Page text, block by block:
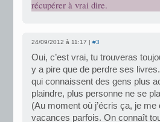
récupérer à vrai dire.
24/09/2012 à 11:17 | #3
Oui, c’est vrai, tu trouveras
y a pire que de perdre ses
qui connaissent des gens plus
plaindre, plus personne ne se
(Au moment où j’écris ça, je
vacances parfois. On connaît